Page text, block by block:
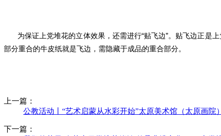
为保证上党堆花的立体效果，还需进行“贴飞边”。贴飞边正是
部分重合的牛皮纸就是飞边，需隐藏于成品的重合部分。
上一篇：
公教活动丨“艺术启蒙从水彩开始”太原美术馆（太原画
下一篇：